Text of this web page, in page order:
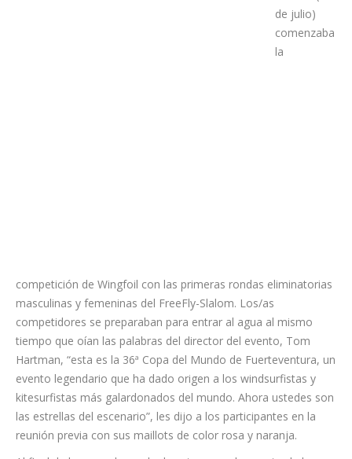
de ayer
sábado (20
de julio)
competición de Wingfoil con las primeras rondas eliminatorias
masculinas y femeninas del FreeFly-Slalom. Los/as
competidores se preparaban para entrar al agua al mismo
tiempo que oían las palabras del director del evento, Tom
Hartman, “esta es la 36ª Copa del Mundo de Fuerteventura, un
evento legendario que ha dado origen a los windsurfistas y
kitesurfistas más galardonados del mundo. Ahora ustedes son
las estrellas del escenario”, les dijo a los participantes en la